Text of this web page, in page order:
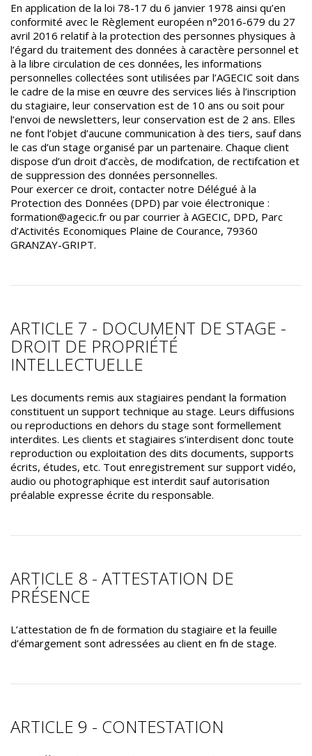
En application de la loi 78-17 du 6 janvier 1978 ainsi qu’en
conformité avec le Règlement européen n°2016-679 du 27
avril 2016 relatif à la protection des personnes physiques à
l’égard du traitement des données à caractère personnel et
à la libre circulation de ces données, les informations
personnelles collectées sont utilisées par l’AGECIC soit dans
le cadre de la mise en œuvre des services liés à l’inscription
du stagiaire, leur conservation est de 10 ans ou soit pour
l’envoi de newsletters, leur conservation est de 2 ans. Elles
ne font l’objet d’aucune communication à des tiers, sauf dans
le cas d’un stage organisé par un partenaire. Chaque client
dispose d’un droit d’accès, de modifcation, de rectifcation et
de suppression des données personnelles.
Pour exercer ce droit, contacter notre Délégué à la
Protection des Données (DPD) par voie électronique :
formation@agecic.fr ou par courrier à AGECIC, DPD, Parc
d’Activités Economiques Plaine de Courance, 79360
GRANZAY-GRIPT.
ARTICLE 7 - DOCUMENT DE STAGE -
DROIT DE PROPRIÉTÉ
INTELLECTUELLE
Les documents remis aux stagiaires pendant la formation
constituent un support technique au stage. Leurs diffusions
ou reproductions en dehors du stage sont formellement
interdites. Les clients et stagiaires s’interdisent donc toute
reproduction ou exploitation des dits documents, supports
écrits, études, etc. Tout enregistrement sur support vidéo,
audio ou photographique est interdit sauf autorisation
préalable expresse écrite du responsable.
ARTICLE 8 - ATTESTATION DE
PRÉSENCE
L’attestation de fn de formation du stagiaire et la feuille
d’émargement sont adressées au client en fn de stage.
ARTICLE 9 - CONTESTATION